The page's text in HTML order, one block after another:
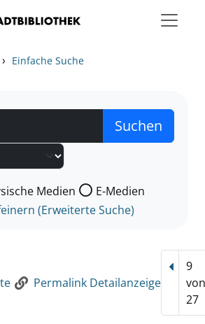
› Einfache Suche
Medienart nach der Sie suchen wollen.
Medien
E-Medien
(Erweiterte Suche)
Permalink Detailanzeige
9
27